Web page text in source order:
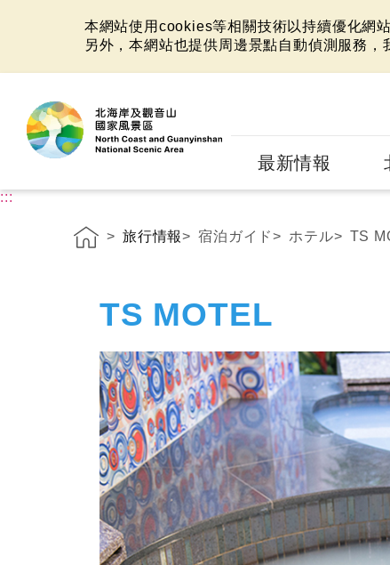
本網站使用cookies等相關技術以持續優化網
另外，本網站也提供周邊景點自動偵測服務
最新情報
:::
旅行情報 宿泊ガイド ホテル TS
TS MOTEL